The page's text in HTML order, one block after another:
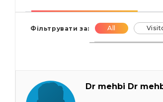
Фільтрувати за: All
Dr mehbi Dr